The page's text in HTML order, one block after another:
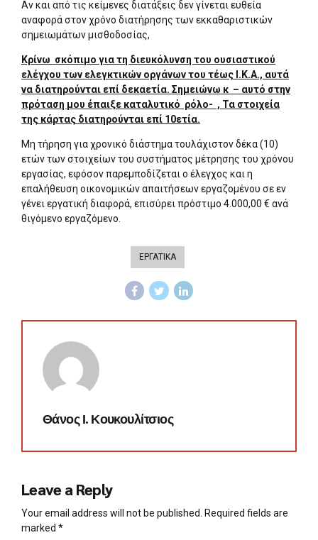
Αν και από τις κείμενες διατάξεις δεν γίνεται ευθεία
αναφορά στον χρόνο διατήρησης των εκκαθαριστικών
σημειωμάτων μισθοδοσίας,
Κρίνω σκόπιμο για τη διευκόλυνση του ουσιαστικού
ελέγχου των ελεγκτικών οργάνων του τέως Ι.Κ.Α., αυτά
να διατηρούνται επί δεκαετία. Σημειώνω κ – αυτό στην
πρόταση μου έπαιξε καταλυτικό ρόλο- , Τα στοιχεία
της κάρτας διατηρούνται επί 10ετία.
Μη τήρηση για χρονικό διάστημα τουλάχιστον δέκα (10)
ετών των στοιχείων του συστήματος μέτρησης του χρόνου
εργασίας, εφόσον παρεμποδίζεται ο έλεγχος και η
επαλήθευση οικονομικών απαιτήσεων εργαζομένου σε εν
γένει εργατική διαφορά, επισύρει πρόστιμο 4.000,00 € ανά
θιγόμενο εργαζόμενο.
ΕΡΓΑΤΙΚΑ
Θάνος Ι. Κουκουλίτσιος
Leave a Reply
Your email address will not be published. Required fields are
marked *